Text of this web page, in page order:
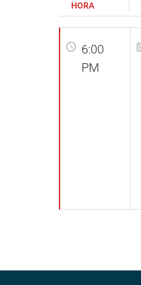
HORA
6:00
PM